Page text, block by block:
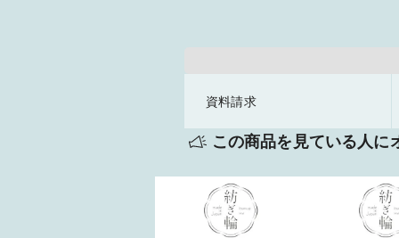
資料請求
この商品を見ている人に